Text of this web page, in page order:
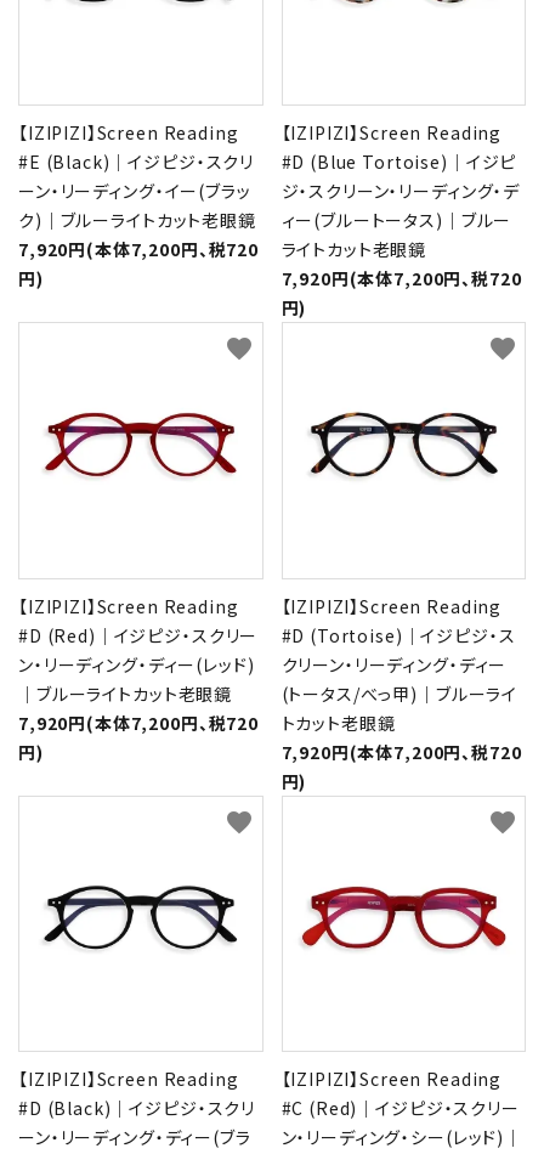
【IZIPIZI】Screen Reading
#E (Black)｜イジピジ・スクリ
ーン・リーディング・イー(ブラッ
ク)｜ブルーライトカット老眼鏡
7,920円(本体7,200円、税720
円)
【IZIPIZI】Screen Reading
#D (Blue Tortoise)｜イジピ
ジ・スクリーン・リーディング・デ
ィー(ブルートータス)｜ブルー
ライトカット老眼鏡
7,920円(本体7,200円、税720
円)
【IZIPIZI】Screen Reading
#D (Red)｜イジピジ・スクリー
ン・リーディング・ディー(レッド)
｜ブルーライトカット老眼鏡
7,920円(本体7,200円、税720
円)
favorite
【IZIPIZI】Screen Reading
#D (Tortoise)｜イジピジ・ス
クリーン・リーディング・ディー
(トータス/べっ甲)｜ブルーライ
トカット老眼鏡
7,920円(本体7,200円、税720
円)
favorite
【IZIPIZI】Screen Reading
#D (Black)｜イジピジ・スクリ
ーン・リーディング・ディー(ブラ
favorite
【IZIPIZI】Screen Reading
#C (Red)｜イジピジ・スクリー
ン・リーディング・シー(レッド)｜
favorite